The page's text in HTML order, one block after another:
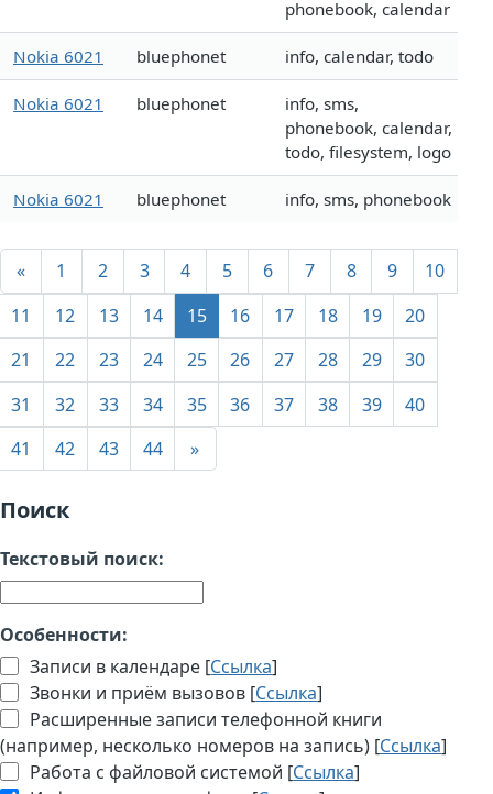
phonebook, calendar
Nokia 6021 bluephonet info, calendar, todo
Nokia 6021 bluephonet
info, sms,
phonebook, calendar,
todo, filesystem, logo
Nokia 6021 bluephonet info, sms, phonebook
« 1 2 3 4 5 6 7 8 9
10
11
12 13 14 15 16 17 18 19
20
21
22 23 24 25 26 27 28 29
30
31
32 33 34 35 36 37 38 39
40
41
42 43 44 »
Поиск
Текстовый поиск:
Особенности:
Записи в календаре [Ссылка]
Звонки и приём вызовов [Ссылка]
Расширенные записи телефонной книги
(например, несколько номеров на запись) [Ссылка]
Работа с файловой системой [Ссылка]